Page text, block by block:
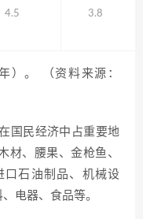
4.5 3.8
）。 （资料来源：
国民经济中占重要地
材、腰果、金枪鱼、
口石油制品、机械设
电器、食品等。